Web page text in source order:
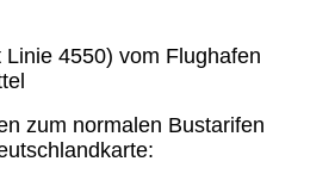
Linie 4550) vom Flughafen
zum normalen Bustarifen